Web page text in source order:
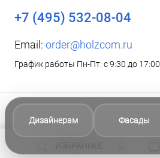
+7 (495) 532-08-04
Email: order@holzcom.ru
График работы Пн-Пт: с 9:30 до 17:00
ИЗБРАННОЕ
Дизайнерам Фасады